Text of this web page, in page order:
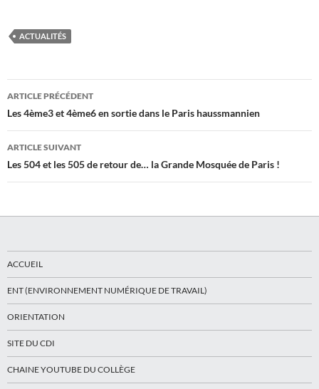
ACTUALITÉS
Navigation
des
articles
ARTICLE PRÉCÉDENT
Les 4ème3 et 4ème6 en sortie dans le Paris haussmannien
ARTICLE SUIVANT
Les 504 et les 505 de retour de… la Grande Mosquée de Paris !
ACCUEIL
ENT (ENVIRONNEMENT NUMÉRIQUE DE TRAVAIL)
ORIENTATION
SITE DU CDI
CHAINE YOUTUBE DU COLLÈGE